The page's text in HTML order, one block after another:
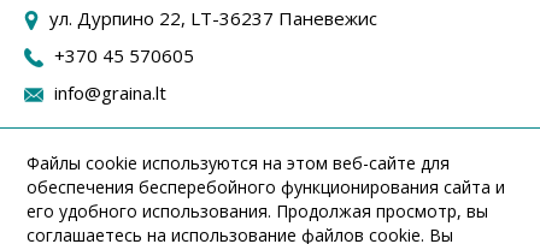
ул. Дурпино 22, LT-36237 Паневежис
+370 45 570605
info@graina.lt
Файлы cookie используются на этом веб-сайте для
обеспечения бесперебойного функционирования сайта и
его удобного использования. Продолжая просмотр, вы
соглашаетесь на использование файлов cookie. Вы